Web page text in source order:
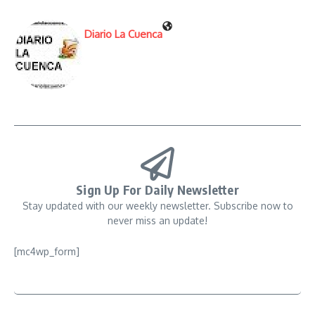
Diario La Cuenca
Sign Up For Daily Newsletter
Stay updated with our weekly newsletter. Subscribe now to
never miss an update!
[mc4wp_form]